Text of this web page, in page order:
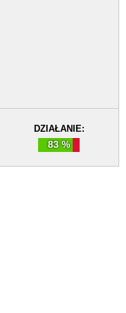
DZIAŁANIE:
83 %